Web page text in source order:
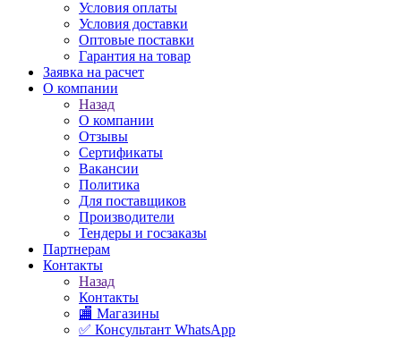
Условия оплаты
Условия доставки
Оптовые поставки
Гарантия на товар
Заявка на расчет
О компании
Назад
О компании
Отзывы
Сертификаты
Вакансии
Политика
Для поставщиков
Производители
Тендеры и госзаказы
Партнерам
Контакты
Назад
Контакты
🏬 Магазины
✅️ Консультант WhatsApp